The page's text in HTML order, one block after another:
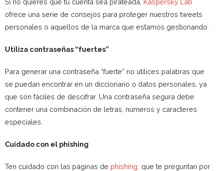
Si no quieres que tu cuenta sea pirateada, Kaspersky Lab
ofrece una serie de consejos para proteger nuestros tweets
personales o aquellos de la marca que estamos gestionando.
Utiliza contraseñas “fuertes”
Para generar una contraseña “fuerte” no utilices palabras que
se puedan encontrar en un diccionario o datos personales, ya
que son fáciles de descifrar. Una contraseña segura debe
contener una combinación de letras, números y caracteres
especiales.
Cuidado con el phishing
Ten cuidado con las páginas de phishing que te preguntan por